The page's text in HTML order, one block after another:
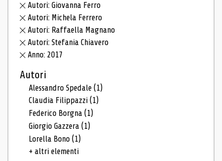
Autori: Giovanna Ferro
Autori: Michela Ferrero
Autori: Raffaella Magnano
Autori: Stefania Chiavero
Anno: 2017
Autori
Alessandro Spedale(1)
Claudia Filippazzi(1)
Federico Borgna(1)
Giorgio Gazzera(1)
Lorella Bono(1)
+ altri elementi